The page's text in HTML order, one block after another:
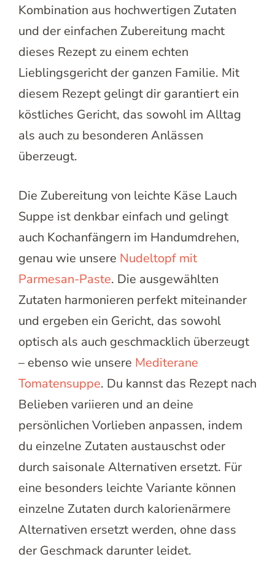
Kombination aus hochwertigen Zutaten
und der einfachen Zubereitung macht
dieses Rezept zu einem echten
Lieblingsgericht der ganzen Familie. Mit
diesem Rezept gelingt dir garantiert ein
köstliches Gericht, das sowohl im Alltag
als auch zu besonderen Anlässen
überzeugt.
Die Zubereitung von leichte Käse Lauch
Suppe ist denkbar einfach und gelingt
auch Kochanfängern im Handumdrehen,
genau wie unsere Nudeltopf mit
Parmesan-Paste. Die ausgewählten
Zutaten harmonieren perfekt miteinander
und ergeben ein Gericht, das sowohl
optisch als auch geschmacklich überzeugt
– ebenso wie unsere Mediterane
Tomatensuppe. Du kannst das Rezept nach
Belieben variieren und an deine
persönlichen Vorlieben anpassen, indem
du einzelne Zutaten austauschst oder
durch saisonale Alternativen ersetzt. Für
eine besonders leichte Variante können
einzelne Zutaten durch kalorienärmere
Alternativen ersetzt werden, ohne dass
der Geschmack darunter leidet.